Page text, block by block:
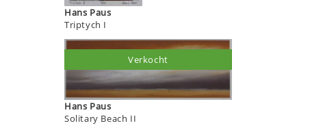
Hans Paus
Triptych I
Hans Paus
Solitary Beach II
Verkocht